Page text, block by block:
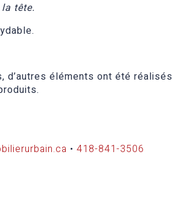
tête.
d’autres éléments ont été réalisés
• 418-841-3506